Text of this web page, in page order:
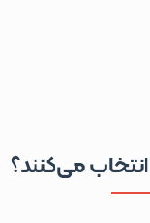
انتخاب می‌کنند؟